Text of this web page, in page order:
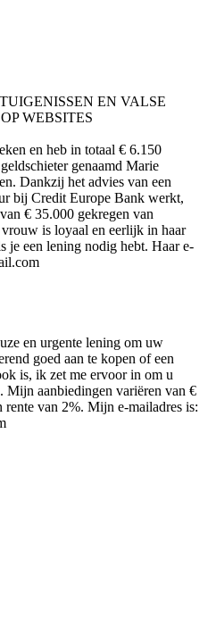
EN VALSE
WEBSITES
en heb in totaal € 6.150
genaamd Marie
Dankzij het advies van een
bij Credit Europe Bank werkt,
€ 35.000 gekregen van
is loyaal en eerlijk in haar
je een lening nodig hebt. Haar e-
en urgente lening om uw
goed aan te kopen of een
is, ik zet me ervoor in om u
Mijn aanbiedingen variëren van €
rente van 2%. Mijn e-mailadres is: